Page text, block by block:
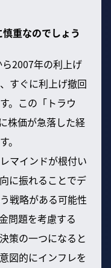
重なのでしょう
2007年の利上げ
すぐに利上げ撤回
。この「トラウ
株価が急落した経
。
マインドが根付い
に振れることでデ
戦略がある可能性
問題を考慮する
策の一つになると
図的にインフレを